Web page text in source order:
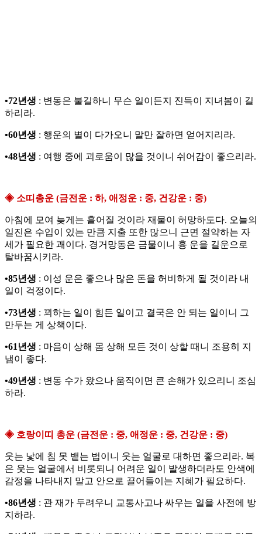
•72년생 : 변동은 불길하니 무슨 일이든지 진득이 지녀봄이 길
하리라.
•60년생 : 행운의 별이 다가오니 말만 잘하면 얻어지리라.
•48년생 : 여행 중에 괴로움이 많을 것이니 쉬어감이 좋으리라.
◈ 소띠총운 (금전운 : 하, 애정운 : 중, 건강운 : 중)
아침에 모여 늦게는 흩어질 것이라 재물이 허망하도다. 오늘의
일진은 수입이 있는 만큼 지출 또한 많으니 근면 절약하는 자
세가 필요한 괘이다. 경거망동은 금물이니 흉 운을 길운으로
탈바꿈시키라.
•85년생 : 이성 운은 좋으나 많은 돈을 허비하게 될 것이라 내
일이 걱정이다.
•73년생 : 꾀하는 일이 힘든 일이고 결국은 안 되는 일이니 그
만두는 게 상책이다.
•61년생 : 마음이 상해 몸 상해 모든 것이 상할 때니 조용히 지
냄이 좋다.
•49년생 : 변동 수가 왔으나 움직이면 큰 손해가 있으리니 조심
하라.
◈ 호랑이띠 총운 (금전운 : 중, 애정운 : 중, 건강운 : 중)
웃는 낯에 침 못 뱉는 법이니 웃는 얼굴로 대하면 좋으리라. 복
은 웃는 얼굴에서 비롯되니 어려운 일이 발생하더라도 안색에
감정을 나타내지 말고 안으로 끌어들이는 지혜가 필요하다.
•86년생 : 관 재가 두려우니 교통사고나 싸우는 일을 사전에 방
지하라.